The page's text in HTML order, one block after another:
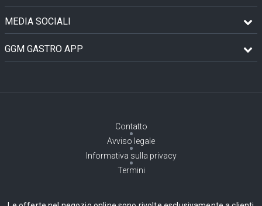
MEDIA SOCIALI
GGM GASTRO APP
Contatto
Avviso legale
Informativa sulla privacy
Termini